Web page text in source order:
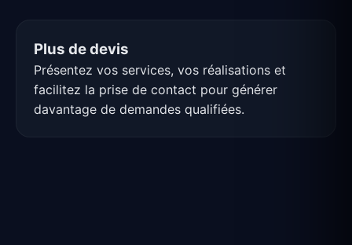
Plus de devis
Présentez vos services, vos réalisations et
facilitez la prise de contact pour générer
davantage de demandes qualifiées.